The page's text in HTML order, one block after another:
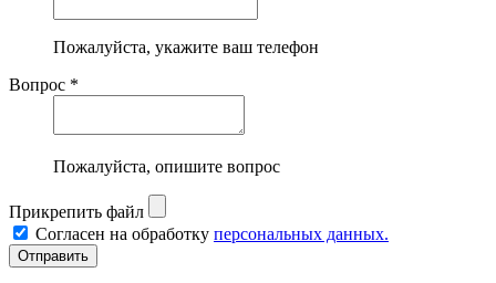
Пожалуйста, укажите ваш телефон
Вопрос *
Пожалуйста, опишите вопрос
Прикрепить файл
Согласен на обработку персональных данных.